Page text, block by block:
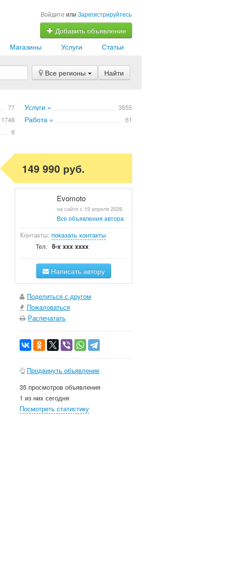
Войдите или Зарегистрируйтесь
Добавить объявление
Статьи
Услуги
Магазины
Все регионы Найти
77 Услуги » 3555
1748 Работа » 61
6
149 990 руб.
Evomoto
на сайте с 19 апреля 2026
Все объявления автора
Контакты: показать контакты
Тел. 8-x xxx xxxx
Написать автору
Поделиться с другом
Пожаловаться
Распечатать
Продвинуть объявление
35 просмотров объявления
1 из них сегодня
Посмотреть статистику